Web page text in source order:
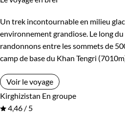
Un trek incontournable en milieu
environnement grandiose. Le long
randonnons entre les sommets de
camp de base du Khan Tengri
Voir le voyage
Kirghizistan En groupe
4,46 / 5